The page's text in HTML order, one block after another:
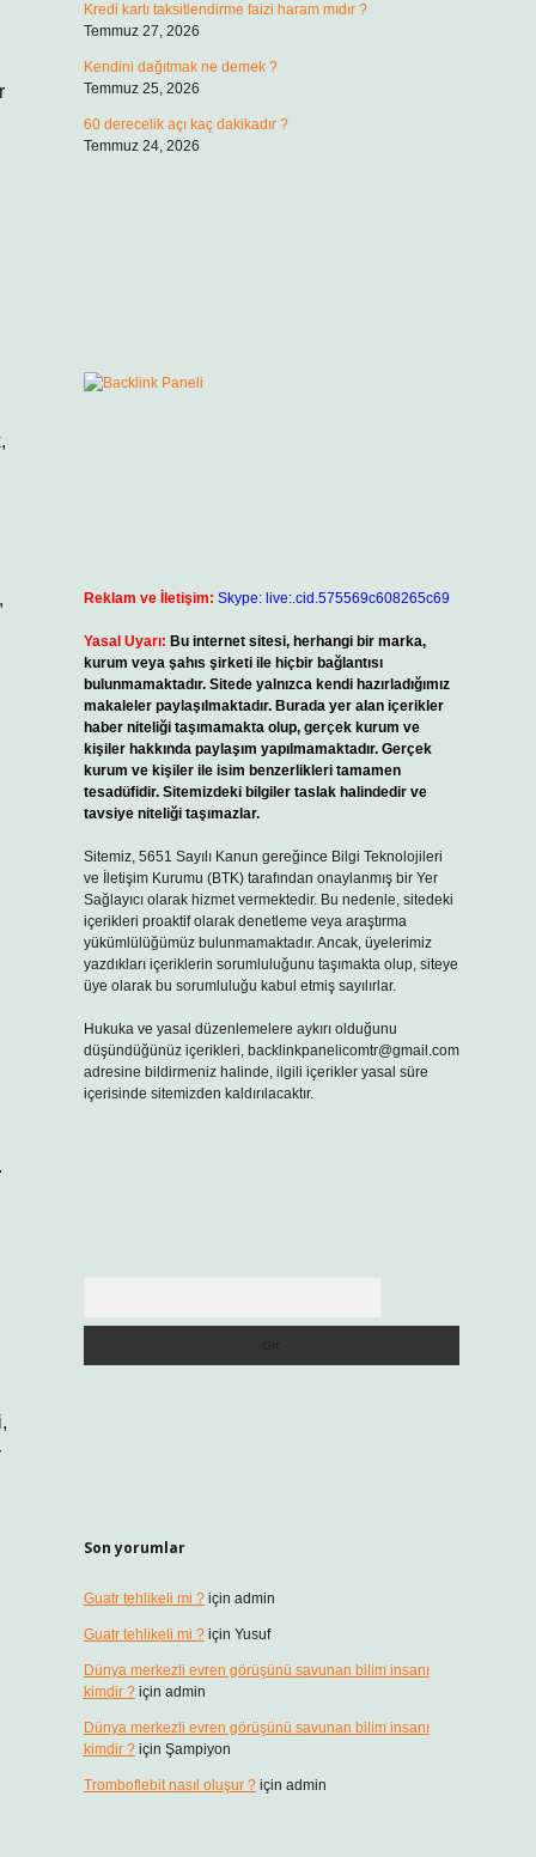
Kredi kartı taksitlendirme faizi haram mıdır ?
Temmuz 27, 2026
Kendini dağıtmak ne demek ?
Temmuz 25, 2026
60 derecelik açı kaç dakikadır ?
Temmuz 24, 2026
Reklam ve İletişim: Skype: live:.cid.575569c608265c69
Yasal Uyarı: Bu internet sitesi, herhangi bir marka,
kurum veya şahıs şirketi ile hiçbir bağlantısı
bulunmamaktadır. Sitede yalnızca kendi hazırladığımız
makaleler paylaşılmaktadır. Burada yer alan içerikler
haber niteliği taşımamakta olup, gerçek kurum ve
kişiler hakkında paylaşım yapılmamaktadır. Gerçek
kurum ve kişiler ile isim benzerlikleri tamamen
tesadüfidir. Sitemizdeki bilgiler taslak halindedir ve
tavsiye niteliği taşımazlar.
Sitemiz, 5651 Sayılı Kanun gereğince Bilgi Teknolojileri
ve İletişim Kurumu (BTK) tarafından onaylanmış bir Yer
Sağlayıcı olarak hizmet vermektedir. Bu nedenle, sitedeki
içerikleri proaktif olarak denetleme veya araştırma
yükümlülüğümüz bulunmamaktadır. Ancak, üyelerimiz
yazdıkları içeriklerin sorumluluğunu taşımakta olup, siteye
üye olarak bu sorumluluğu kabul etmiş sayılırlar.
Hukuka ve yasal düzenlemelere aykırı olduğunu
düşündüğünüz içerikleri, backlinkpanelicomtr@gmail.com
adresine bildirmeniz halinde, ilgili içerikler yasal süre
içerisinde sitemizden kaldırılacaktır.
Son yorumlar
Guatr tehlikeli mi ?için admin
Guatr tehlikeli mi ?için Yusuf
Dünya merkezli evren görüşünü savunan bilim insanı
kimdir ?için admin
Dünya merkezli evren görüşünü savunan bilim insanı
kimdir ?için Şampiyon
Tromboflebit nasıl oluşur ?için admin